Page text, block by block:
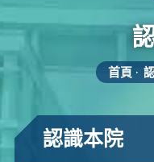
首頁
認識本院